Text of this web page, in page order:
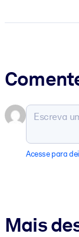
Acesse para
Mais